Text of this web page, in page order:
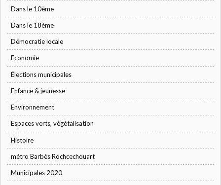
Dans le 10ème
Dans le 18ème
Démocratie locale
Economie
Élections municipales
Enfance & jeunesse
Environnement
Espaces verts, végétalisation
Histoire
métro Barbès Rochcechouart
Municipales 2020